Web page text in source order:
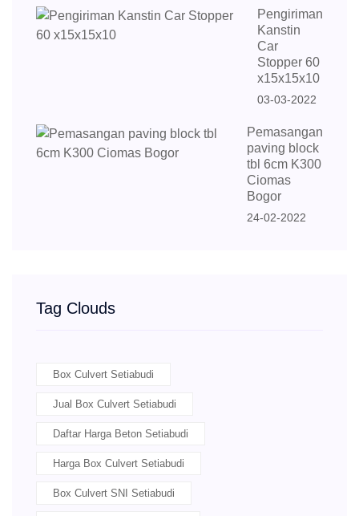
Pengiriman
Kanstin
Car
Stopper 60
x15x15x10
03-03-2022
Pemasangan
paving block
tbl 6cm K300
Ciomas
Bogor
24-02-2022
Tag Clouds
Box Culvert Setiabudi
Jual Box Culvert Setiabudi
Daftar Harga Beton Setiabudi
Harga Box Culvert Setiabudi
Box Culvert SNI Setiabudi